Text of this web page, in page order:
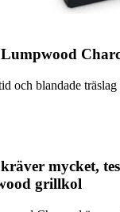
och blandade
mycket,
grillkol